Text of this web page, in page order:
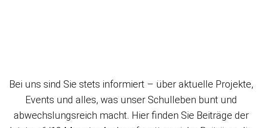
Bei uns sind Sie stets informiert – über aktuelle Projekte,
Events und alles, was unser Schulleben bunt und
abwechslungsreich macht. Hier finden Sie Beiträge der